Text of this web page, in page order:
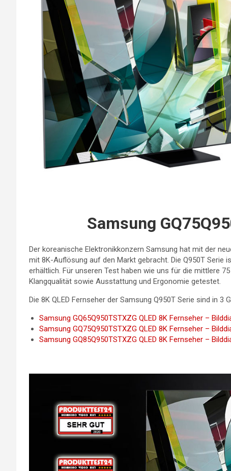
Samsung
Der koreanische Elektronikkonzern Samsung hat mit der
mit 8K-Auflösung auf den Markt gebracht. Die Q950T Serie
erhältlich. Für unseren Test haben wie uns für die mittlere
Klangqualität sowie Ausstattung und Ergonomie getestet.
Die 8K QLED Fernseher der Samsung Q950T Serie sind in 3
Samsung GQ65Q950TSTXZG QLED 8K Fernseher –
Samsung GQ75Q950TSTXZG QLED 8K Fernseher –
Samsung GQ85Q950TSTXZG QLED 8K Fernseher –